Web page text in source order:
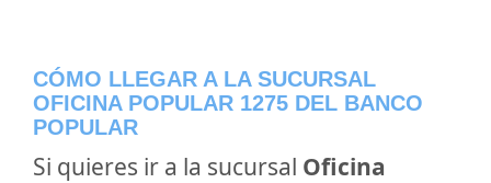
CÓMO LLEGAR A LA SUCURSAL
OFICINA POPULAR 1275 DEL BANCO
POPULAR
Si quieres ir a la sucursal Oficina